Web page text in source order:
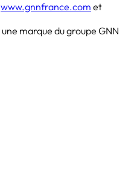
www.gnnfrance.com et
une marque du groupe GNN